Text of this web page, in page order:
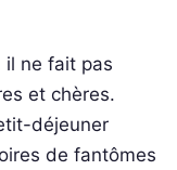
il ne fait pas
et chères.
déjeuner
de fantômes